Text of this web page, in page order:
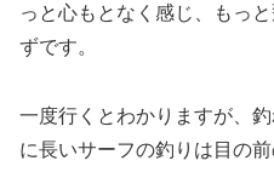
っと心もとなく感じ、もっ
ずです。
一度行くとわかりますが、
に長いサーフの釣りは目の